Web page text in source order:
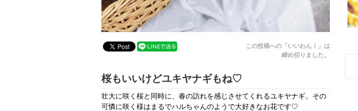
この投稿への「いいわん！」は
締め切りました。
桜もいいけどユキヤナギもね♡
壮大に咲く桜と同時に、春の訪れを感じさせてくれるユキヤナギ。その
可憐に咲く様はまるでハルちゃんのようで大好きなお花です♡